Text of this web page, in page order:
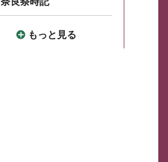
もっと見る